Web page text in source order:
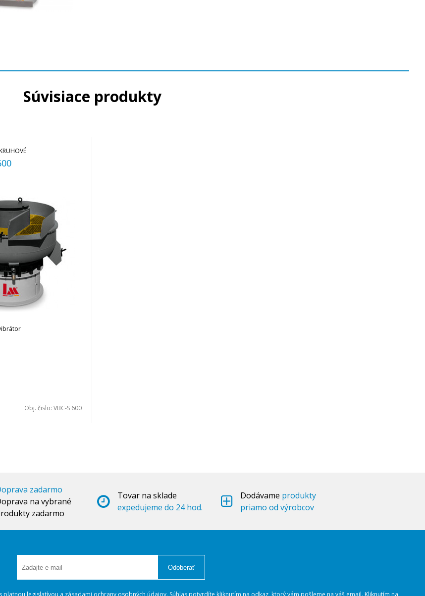
Súvisiace produkty
Obj. čislo: VBC-S 600
zadarmo
na vybrané
zadarmo
Tovar na sklade
expedujeme do 24 hod.
Dodávame produkty
priamo od výrobcov
Odoberať